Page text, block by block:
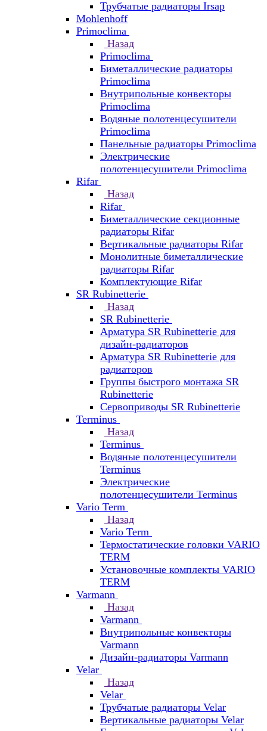
Трубчатые радиаторы Irsap
Mohlenhoff
Primoclima
Назад
Primoclima
Биметаллические радиаторы
Primoclima
Внутрипольные конвекторы
Primoclima
Водяные полотенцесушители
Primoclima
Панельные радиаторы Primoclima
Электрические
полотенцесушители Primoclima
Rifar
Назад
Rifar
Биметаллические секционные
радиаторы Rifar
Вертикальные радиаторы Rifar
Монолитные биметаллические
радиаторы Rifar
Комплектующие Rifar
SR Rubinetterie
Назад
SR Rubinetterie
Арматура SR Rubinetterie для
дизайн-радиаторов
Арматура SR Rubinetterie для
радиаторов
Группы быстрого монтажа SR
Rubinetterie
Сервоприводы SR Rubinetterie
Terminus
Назад
Terminus
Водяные полотенцесушители
Terminus
Электрические
полотенцесушители Terminus
Vario Term
Назад
Vario Term
Термостатические головки VARIO
TERM
Установочные комплекты VARIO
TERM
Varmann
Назад
Varmann
Внутрипольные конвекторы
Varmann
Дизайн-радиаторы Varmann
Velar
Назад
Velar
Трубчатые радиаторы Velar
Вертикальные радиаторы Velar